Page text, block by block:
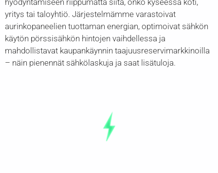
hyödyntämiseen riippumatta siitä, onko kyseessä koti,
yritys tai taloyhtiö. Järjestelmämme varastoivat
aurinkopaneelien tuottaman energian, optimoivat sähkön
käytön pörssisähkön hintojen vaihdellessa ja
mahdollistavat kaupankäynnin taajuusreservimarkkinoilla
– näin pienennät sähkölaskuja ja saat lisätuloja.